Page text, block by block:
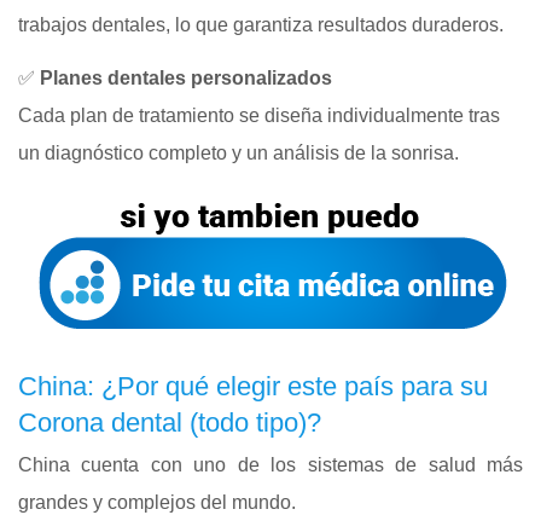
trabajos dentales, lo que garantiza resultados duraderos.
✅ Planes dentales personalizados
Cada plan de tratamiento se diseña individualmente tras
un diagnóstico completo y un análisis de la sonrisa.
China: ¿Por qué elegir este país para su
Corona dental (todo tipo)?
China cuenta con uno de los sistemas de salud más
grandes y complejos del mundo.